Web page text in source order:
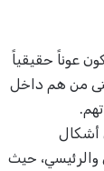
عوناً حقيقياً
من هم داخل
أشكال
والرئيسي، حيث